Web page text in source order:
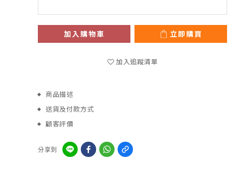
加入購物車 立即購買
加入追蹤清單
商品描述
送貨及付款方式
顧客評價
分享到